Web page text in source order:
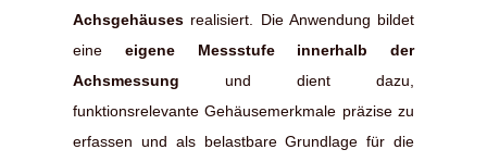
Achsgehäuses realisiert. Die Anwendung bildet
eine eigene Messstufe innerhalb der
Achsmessung und dient dazu,
funktionsrelevante Gehäusemerkmale präzise zu
erfassen und als belastbare Grundlage für die